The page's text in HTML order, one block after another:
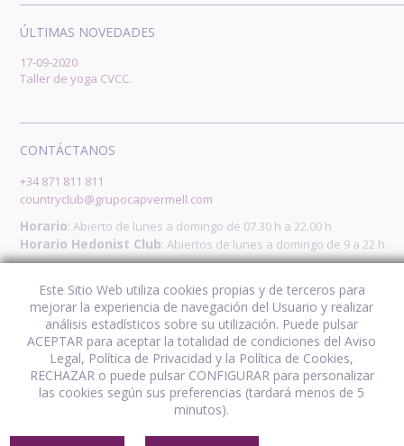
ÚLTIMAS NOVEDADES
17-09-2020
Taller de yoga CVCC.
CONTÁCTANOS
+34 871 811 811
countryclub@grupocapvermell.com
Horario: Abierto de lunes a domingo de 07.30 h a 22.00 h
Horario Hedonist Club: Abiertos de lunes a domingo de 9 a 22 h.
EN DE
Este Sitio Web utiliza cookies propias y de terceros para
mejorar la experiencia de navegación del Usuario y realizar
análisis estadísticos sobre su utilización. Puede pulsar
ACEPTAR para aceptar la totalidad de condiciones del Aviso
Legal, Política de Privacidad y la Política de Cookies,
RECHAZAR o puede pulsar CONFIGURAR para personalizar
las cookies según sus preferencias (tardará menos de 5
minutos).